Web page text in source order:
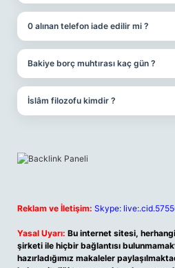
0 alınan telefon iade edilir mi ?
Bakiye borç muhtırası kaç gün ?
İslâm filozofu kimdir ?
Reklam ve İletişim: Skype:
Yasal Uyarı: Bu internet sitesi,
şirketi ile hiçbir bağlantısı
hazırladığımız makaleler